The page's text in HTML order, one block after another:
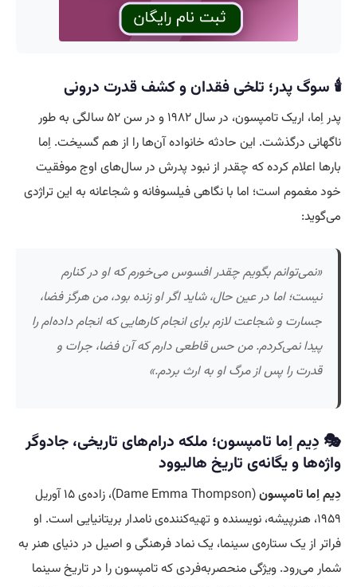
🕯️ سوگ پدر؛ تلخی فقدان و کشف قدرت درونی
پدر اِما، اریک تامپسون، در سال ۱۹۸۲ و در سن ۵۲ سالگی به طور
ناگهانی درگذشت. این حادثه خانواده آن‌ها را از هم گسیخت. اِما
بارها اعلام کرده که چقدر از نبود پدرش در سال‌های اوج موفقیت
خود مغموم است؛ اما با نگاهی فیلسوفانه و شجاعانه به این تراژدی
می‌گوید:
«نمی‌توانم بگویم چقدر افسوس می‌خورم که او در کنارم
نیست؛ اما در عین حال، شاید اگر او زنده بود، من هرگز فضا،
جسارت و شجاعت لازم برای انجام کارهایی که انجام داده‌ام را
پیدا نمی‌کردم. من حس قاطعی دارم که آن فضا، جرات و
قدرت را پس از مرگ او به ارث بردم.»
🎭 دِیم اِما تامپسون؛ ملکه درام‌های تاریخی، جادوگر
واژه‌ها و یگانه‌ی تاریخ هالیوود
دِیم اِما تامپسون
(Dame Emma Thompson)، زاده‌ی ۱۵ آوریل
۱۹۵۹، هنرپیشه، نویسنده و
تهیه‌کننده‌ی نامدار بریتانیایی است. او
فراتر از یک ستاره‌ی سینما، یک نماد فرهنگی و اصیل در دنیای هنر به
شمار می‌رود. ویژگی منحصربه‌فردی که تامپسون را در تاریخ سینما